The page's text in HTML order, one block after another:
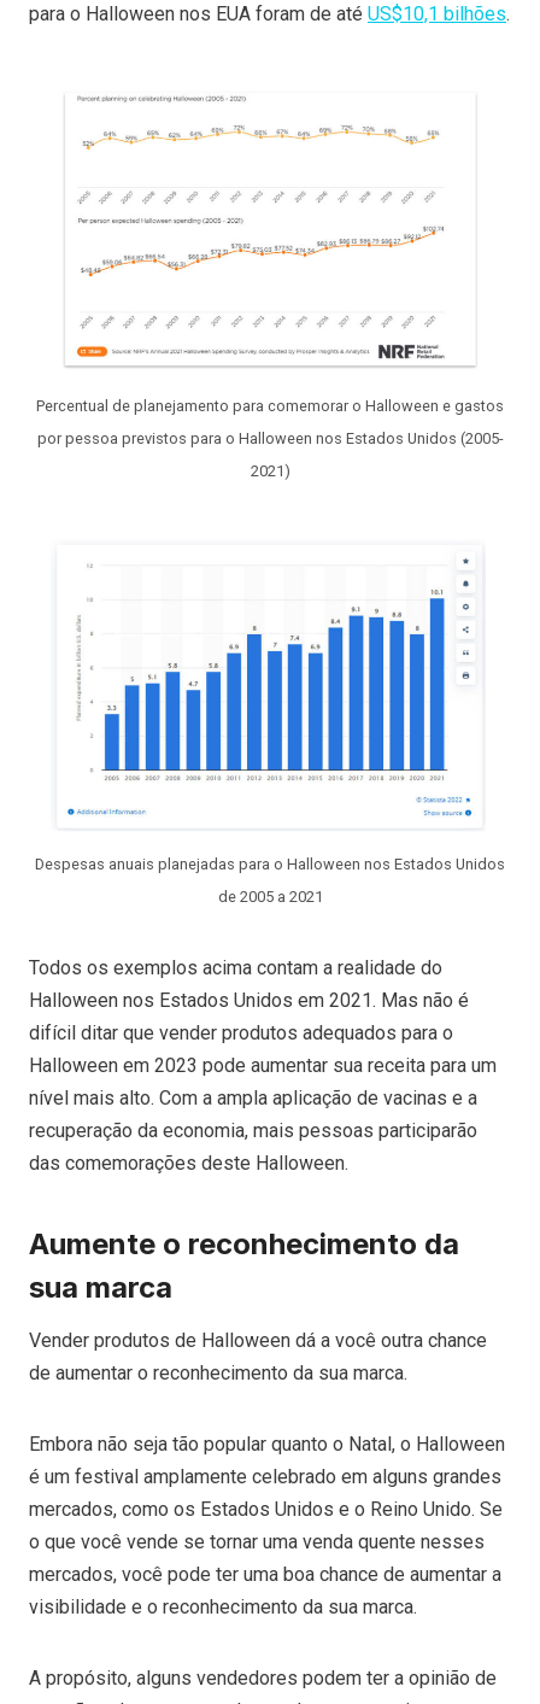
para o Halloween nos EUA foram de até US$10,1 bilhões.
Percentual de planejamento para comemorar o Halloween e gastos
por pessoa previstos para o Halloween nos Estados Unidos (2005-
2021)
Despesas anuais planejadas para o Halloween nos Estados Unidos
de 2005 a 2021
Todos os exemplos acima contam a realidade do
Halloween nos Estados Unidos em 2021. Mas não é
difícil ditar que vender produtos adequados para o
Halloween em 2023 pode aumentar sua receita para um
nível mais alto. Com a ampla aplicação de vacinas e a
recuperação da economia, mais pessoas participarão
das comemorações deste Halloween.
Aumente o reconhecimento da
sua marca
Vender produtos de Halloween dá a você outra chance
de aumentar o reconhecimento da sua marca.
Embora não seja tão popular quanto o Natal, o Halloween
é um festival amplamente celebrado em alguns grandes
mercados, como os Estados Unidos e o Reino Unido. Se
o que você vende se tornar uma venda quente nesses
mercados, você pode ter uma boa chance de aumentar a
visibilidade e o reconhecimento da sua marca.
A propósito, alguns vendedores podem ter a opinião de